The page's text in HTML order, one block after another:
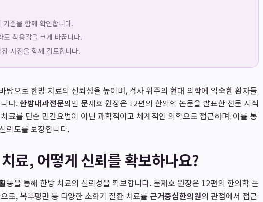
준을 함께 확인합니다.
도 착용감을 크게 바꿉니다.
사진을 함께 검토합니다.
탕으로 한방 치료의 신뢰성을 높이며, 검사 위주의 현대 의학에 익숙한 환자들
다.한방내과전문의인 문재호 원장은 12편의 한의학 논문을 발표한 전문 지식
치료를 단순 민간요법이 아닌 과학적이고 체계적인 의학으로 접근하며, 이를 통
뢰도를 보장합니다.
료, 어떻게 신뢰를 확보하나요?
동을 통해 한방 치료의 신뢰성을 확보합니다. 문재호 원장은 12편의 한의학 논
로, 복부팽만 등 다양한 소화기 질환 치료를 근거중심한의원의 관점에서 접근